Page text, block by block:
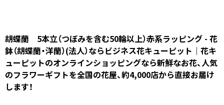
胡蝶蘭 5本立（つぼみを含む50輪以上）赤系ラッピング - 花
鉢（胡蝶蘭・洋蘭）(法人）ならビジネス花キューピット｜花キ
ューピットのオンラインショッピングなら新鮮なお花、人気
のフラワーギフトを全国の花屋、約4,000店から直接お届け
します！